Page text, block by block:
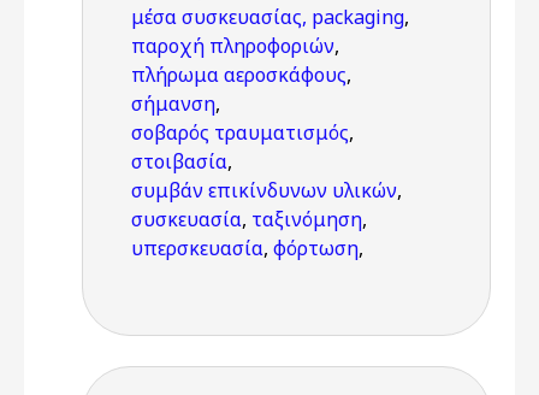
μέσα συσκευασίας, packaging,
παροχή πληροφοριών,
πλήρωμα αεροσκάφους,
σήμανση,
σοβαρός τραυματισμός,
στοιβασία,
συμβάν επικίνδυνων υλικών,
συσκευασία, ταξινόμηση,
υπερσκευασία, φόρτωση,